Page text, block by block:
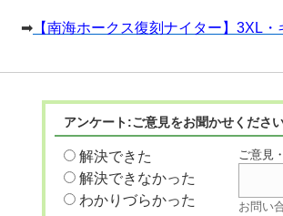
➡ 【南海ホークス復刻ナイター】3XL
アンケート:ご意見をお聞かせくださ
解決できた
解決できなかった
わかりづらかった
ご意見
お問い